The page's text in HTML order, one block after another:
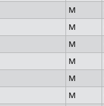
M
M
M
M
M
M